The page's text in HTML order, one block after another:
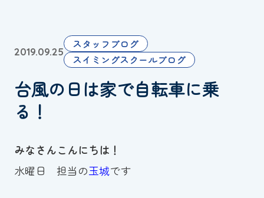
団体会員募集
保護者の方へ
採用情報
お知らせ
2019.09.25
スタッフブログ
スイミングスクールブログ
台風の日は家で自転車に乗
る！
みなさんこんにちは！
水曜日 担当の玉城です